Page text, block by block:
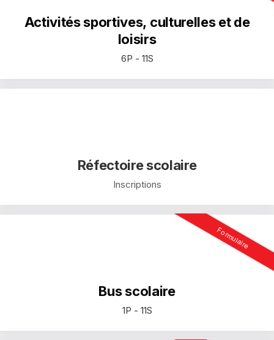
Activités sportives, culturelles et de
loisirs
6P - 11S
Réfectoire scolaire
Inscriptions
Formulaire
Bus scolaire
1P - 11S